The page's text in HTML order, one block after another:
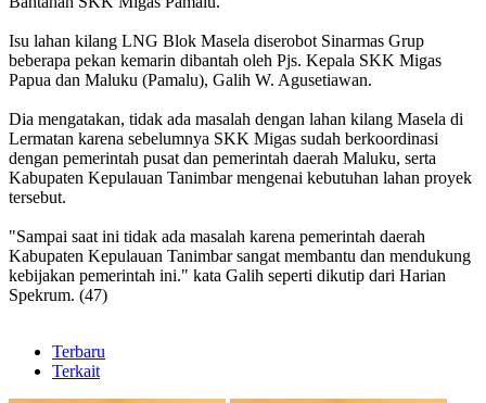
Isu lahan kilang LNG Blok Masela diserobot Sinarmas Grup
beberapa pekan kemarin dibantah oleh Pjs. Kepala SKK Migas
Papua dan Maluku (Pamalu), Galih W. Agusetiawan.
Dia mengatakan, tidak ada masalah dengan lahan kilang Masela di
Lermatan karena sebelumnya SKK Migas sudah berkoordinasi
dengan pemerintah pusat dan pemerintah daerah Maluku, serta
Kabupaten Kepulauan Tanimbar mengenai kebutuhan lahan proyek
tersebut.
"Sampai saat ini tidak ada masalah karena pemerintah daerah
Kabupaten Kepulauan Tanimbar sangat membantu dan mendukung
kebijakan pemerintah ini." kata Galih seperti dikutip dari Harian
Spekrum. (47)
Terbaru
Terkait